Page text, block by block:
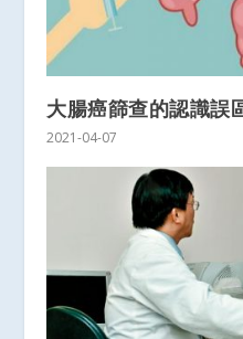
大腸癌篩查的認識誤
2021-04-07